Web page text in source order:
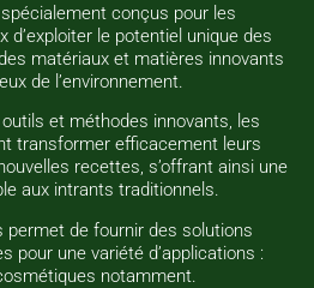
conçus pour les
d’exploiter le potentiel unique des
matériaux et matières innovants
de l’environnement.
et méthodes innovants, les
transformer efficacement leurs
recettes, s’offrant ainsi une
aux intrants traditionnels.
permet de fournir des solutions
pour une variété d’applications :
notamment.